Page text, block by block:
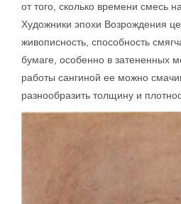
от того, сколько времени смесь
Художники эпохи Возрождения
живописность, способность
бумаге, особенно в затененных
работы сангиной ее можно
разнообразить толщину и